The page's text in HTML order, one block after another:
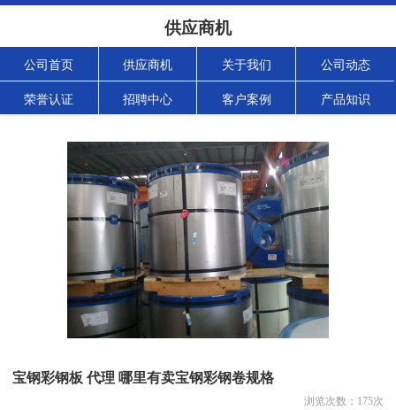
供应商机
公司首页 供应商机 关于我们 公司动态
荣誉认证 招聘中心 客户案例 产品知识
宝钢彩钢板 代理 哪里有卖宝钢彩钢卷规格
浏览次数： 175次